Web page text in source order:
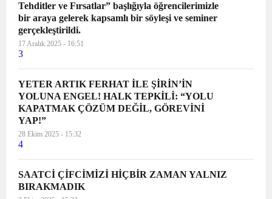
Tehditler ve Fırsatlar” başlığıyla öğrencilerimizle
bir araya gelerek kapsamlı bir söyleşi ve seminer
gerçekleştirildi.
17 Aralık 2025 - 16:51
3
YETER ARTIK FERHAT İLE ŞİRİN’İN
YOLUNA ENGEL! HALK TEPKİLİ: “YOLU
KAPATMAK ÇÖZÜM DEĞİL, GÖREVİNİ
YAP!”
28 Ekim 2025 - 15:32
4
SAATCİ ÇİFCİMİZİ HİÇBİR ZAMAN YALNIZ
BIRAKMADIK